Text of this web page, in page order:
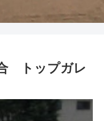
トップガレ